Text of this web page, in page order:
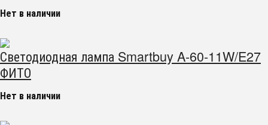
Нет в наличии
Светодиодная лампа Smartbuy A-60-11W/E27
ФИТО
Нет в наличии